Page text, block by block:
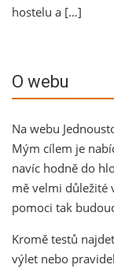
hostelu a […]
O webu
Na webu
Mým cílem je
navíc hodně do
mě velmi důležité
pomoci tak
Kromě testů
výlet nebo